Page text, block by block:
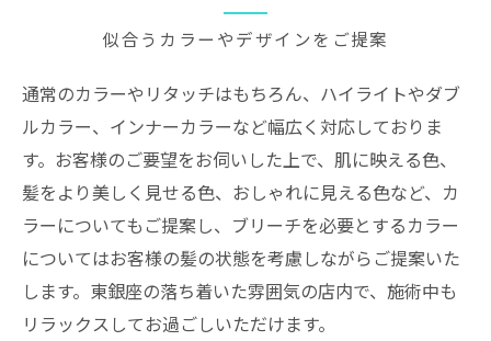
似合うカラーやデザインをご提案
通常のカラーやリタッチはもちろん、ハイライトやダブ
ルカラー、インナーカラーなど幅広く対応しておりま
す。お客様のご要望をお伺いした上で、肌に映える色、
髪をより美しく見せる色、おしゃれに見える色など、カ
ラーについてもご提案し、ブリーチを必要とするカラー
についてはお客様の髪の状態を考慮しながらご提案いた
します。東銀座の落ち着いた雰囲気の店内で、施術中も
リラックスしてお過ごしいただけます。